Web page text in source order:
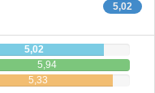
5,02
5,02
5,94
5,33